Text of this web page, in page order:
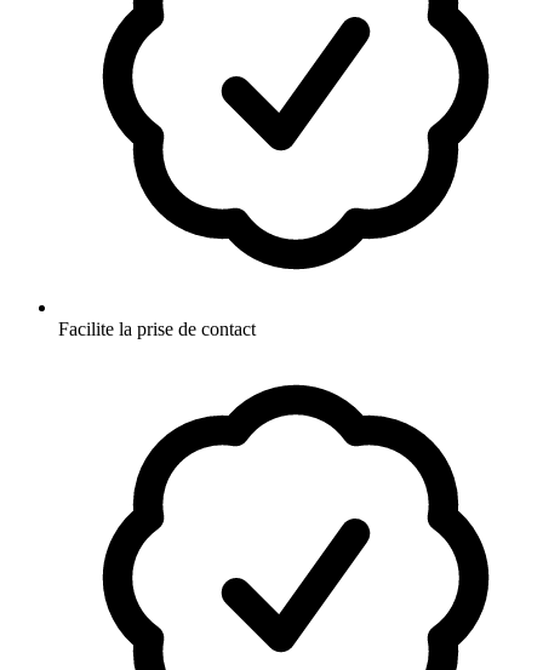
Facilite la prise de contact